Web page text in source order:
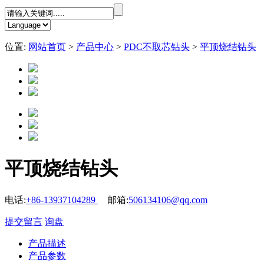
位置: 网站首页 > 产品中心 > PDC不取芯钻头 > 平顶烧结钻头
平顶烧结钻头
电话:+86-13937104289 邮箱:506134106@qq.com
提交留言 询盘
产品描述
产品参数